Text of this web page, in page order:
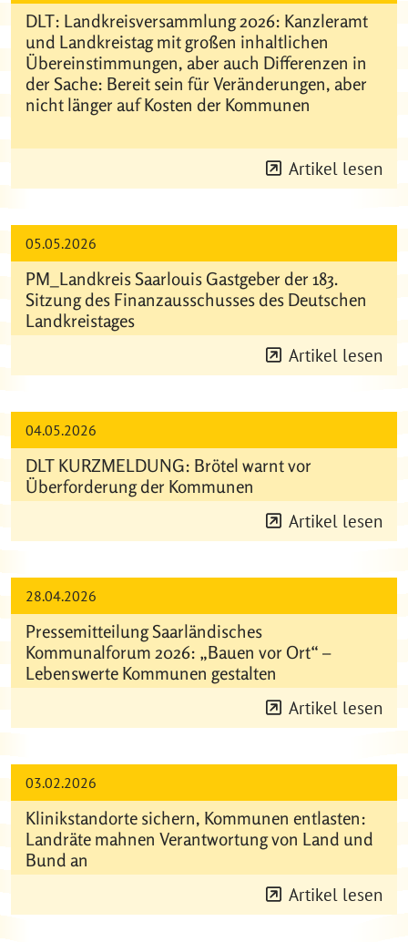
DLT: Landkreisversammlung 2026: Kanzleramt
und Landkreistag mit großen inhaltlichen
Übereinstimmungen, aber auch Differenzen in
der Sache: Bereit sein für Veränderungen, aber
nicht länger auf Kosten der Kommunen
Artikel lesen
05.05.2026
PM_Landkreis Saarlouis Gastgeber der 183.
Sitzung des Finanzausschusses des Deutschen
Landkreistages
Artikel lesen
04.05.2026
DLT KURZMELDUNG: Brötel warnt vor
Überforderung der Kommunen
Artikel lesen
28.04.2026
Pressemitteilung Saarländisches
Kommunalforum 2026: „Bauen vor Ort“ –
Lebenswerte Kommunen gestalten
Artikel lesen
03.02.2026
Klinikstandorte sichern, Kommunen entlasten:
Landräte mahnen Verantwortung von Land und
Bund an
Artikel lesen